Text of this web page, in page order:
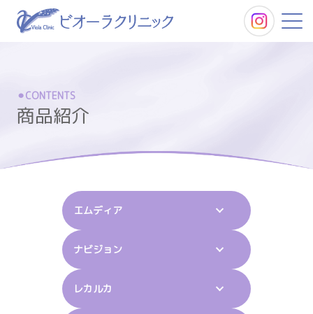
CONTENTS
商品紹介
エムディア
ナビジョン
レカルカ